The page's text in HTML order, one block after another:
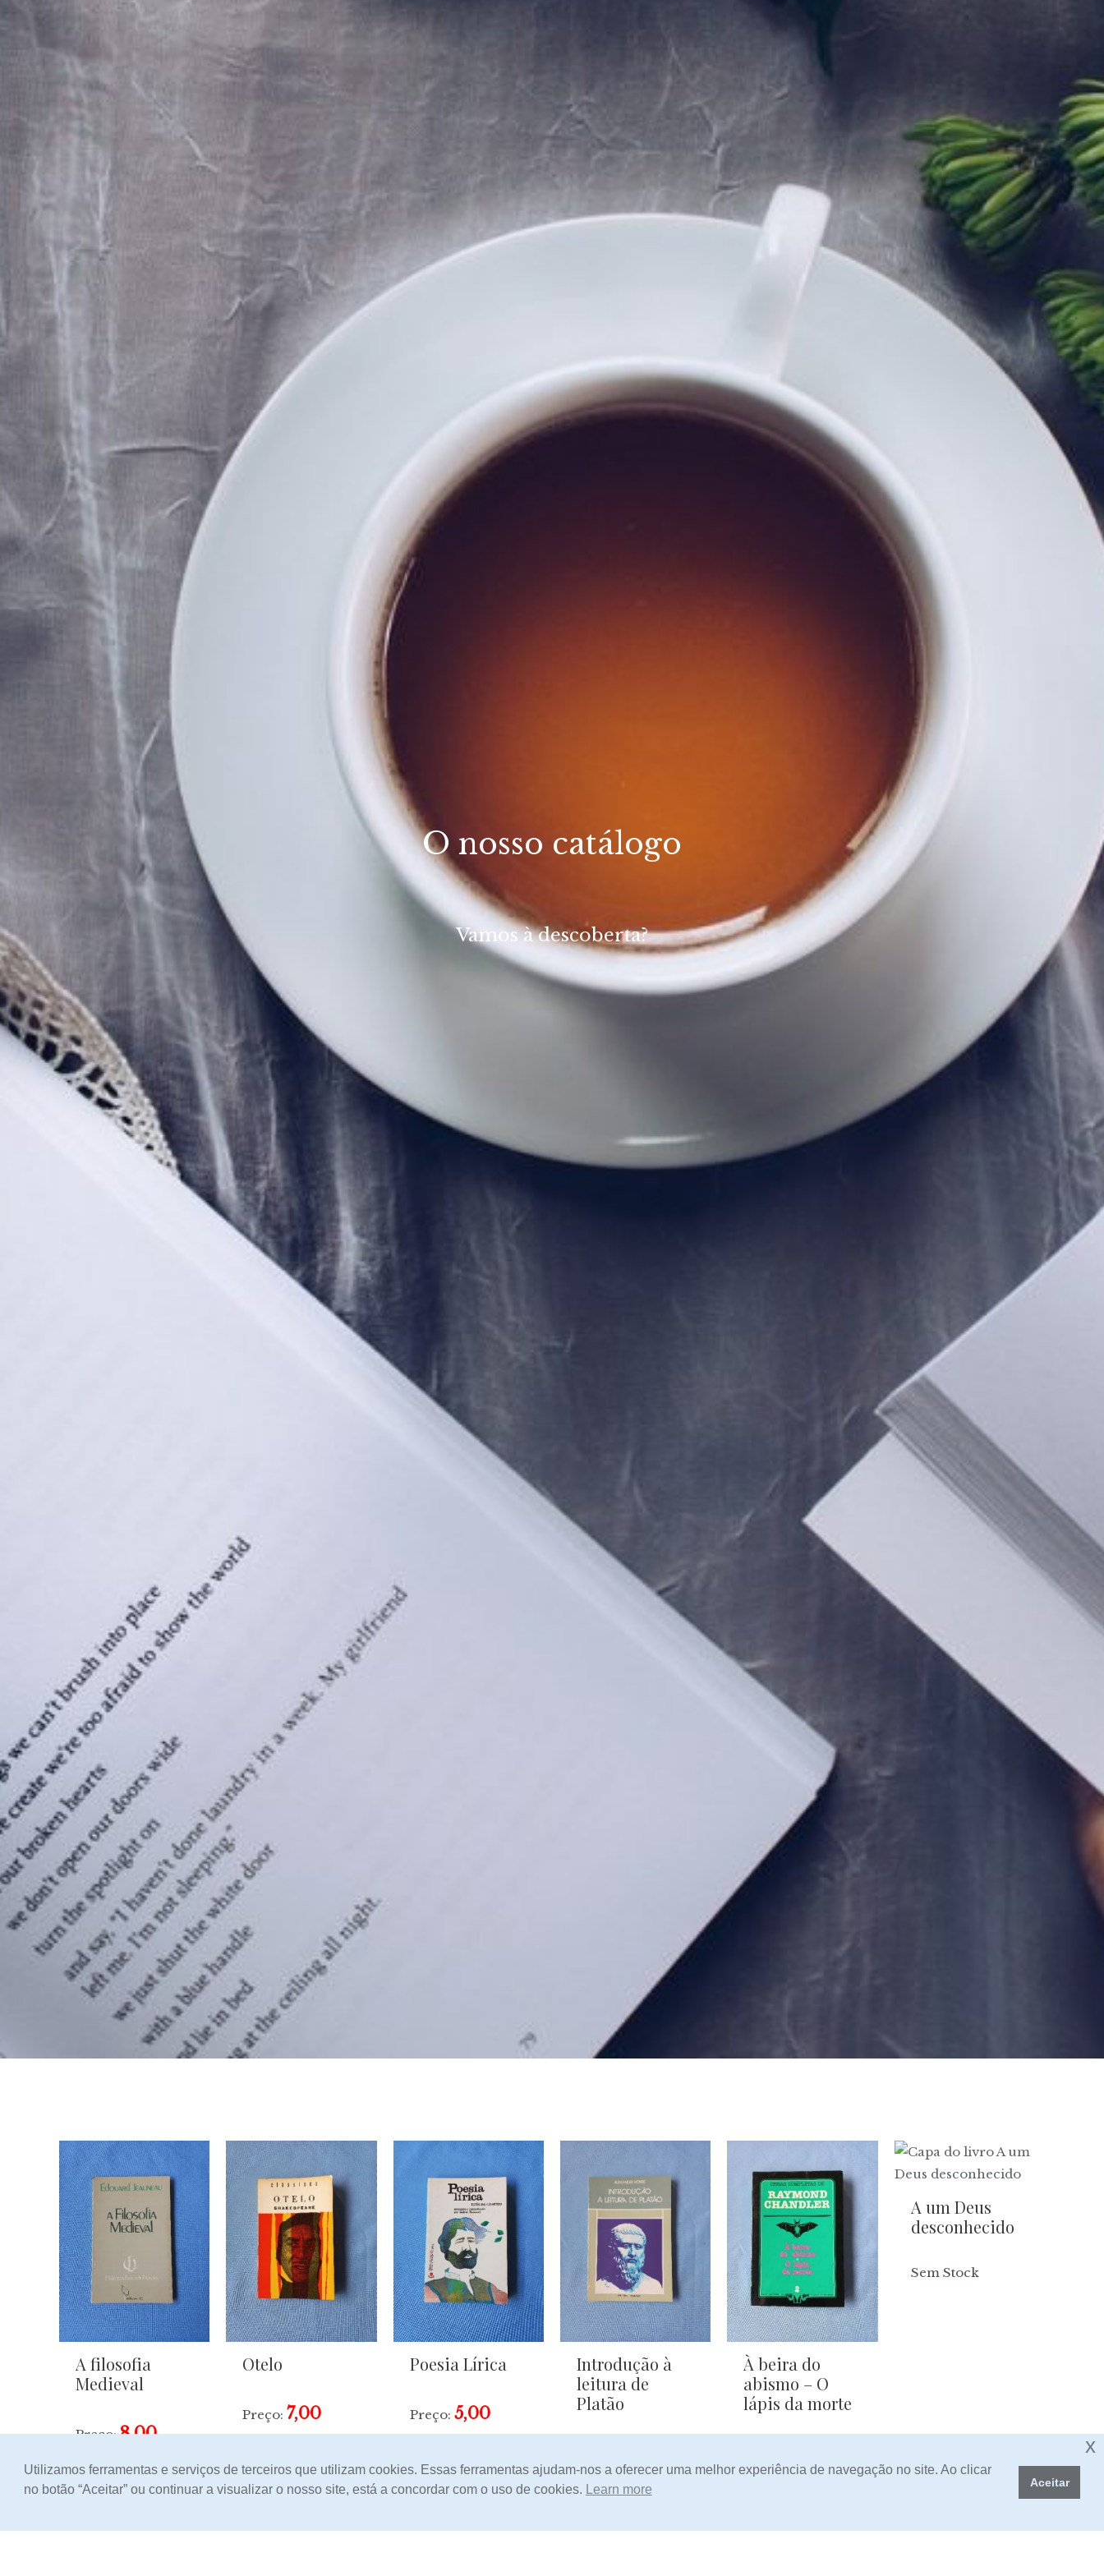
O nosso catálogo
Vamos à descoberta?
A filosofia
Medieval
Preço:8,00
Otelo
Preço:7,00
Poesia Lírica
Preço: 5,00
Introdução à
leitura de
Platão
À beira do
abismo – O
lápis da morte
A um Deus
desconhecido
Sem Stock
Utilizamos ferramentas e serviços de terceiros que utilizam cookies. Essas ferramentas ajudam-nos a oferecer uma melhor experiência de navegação no site. Ao clicar
no botão “Aceitar” ou continuar a visualizar o nosso site, está a concordar com o uso de cookies. Learn more Aceitar
x